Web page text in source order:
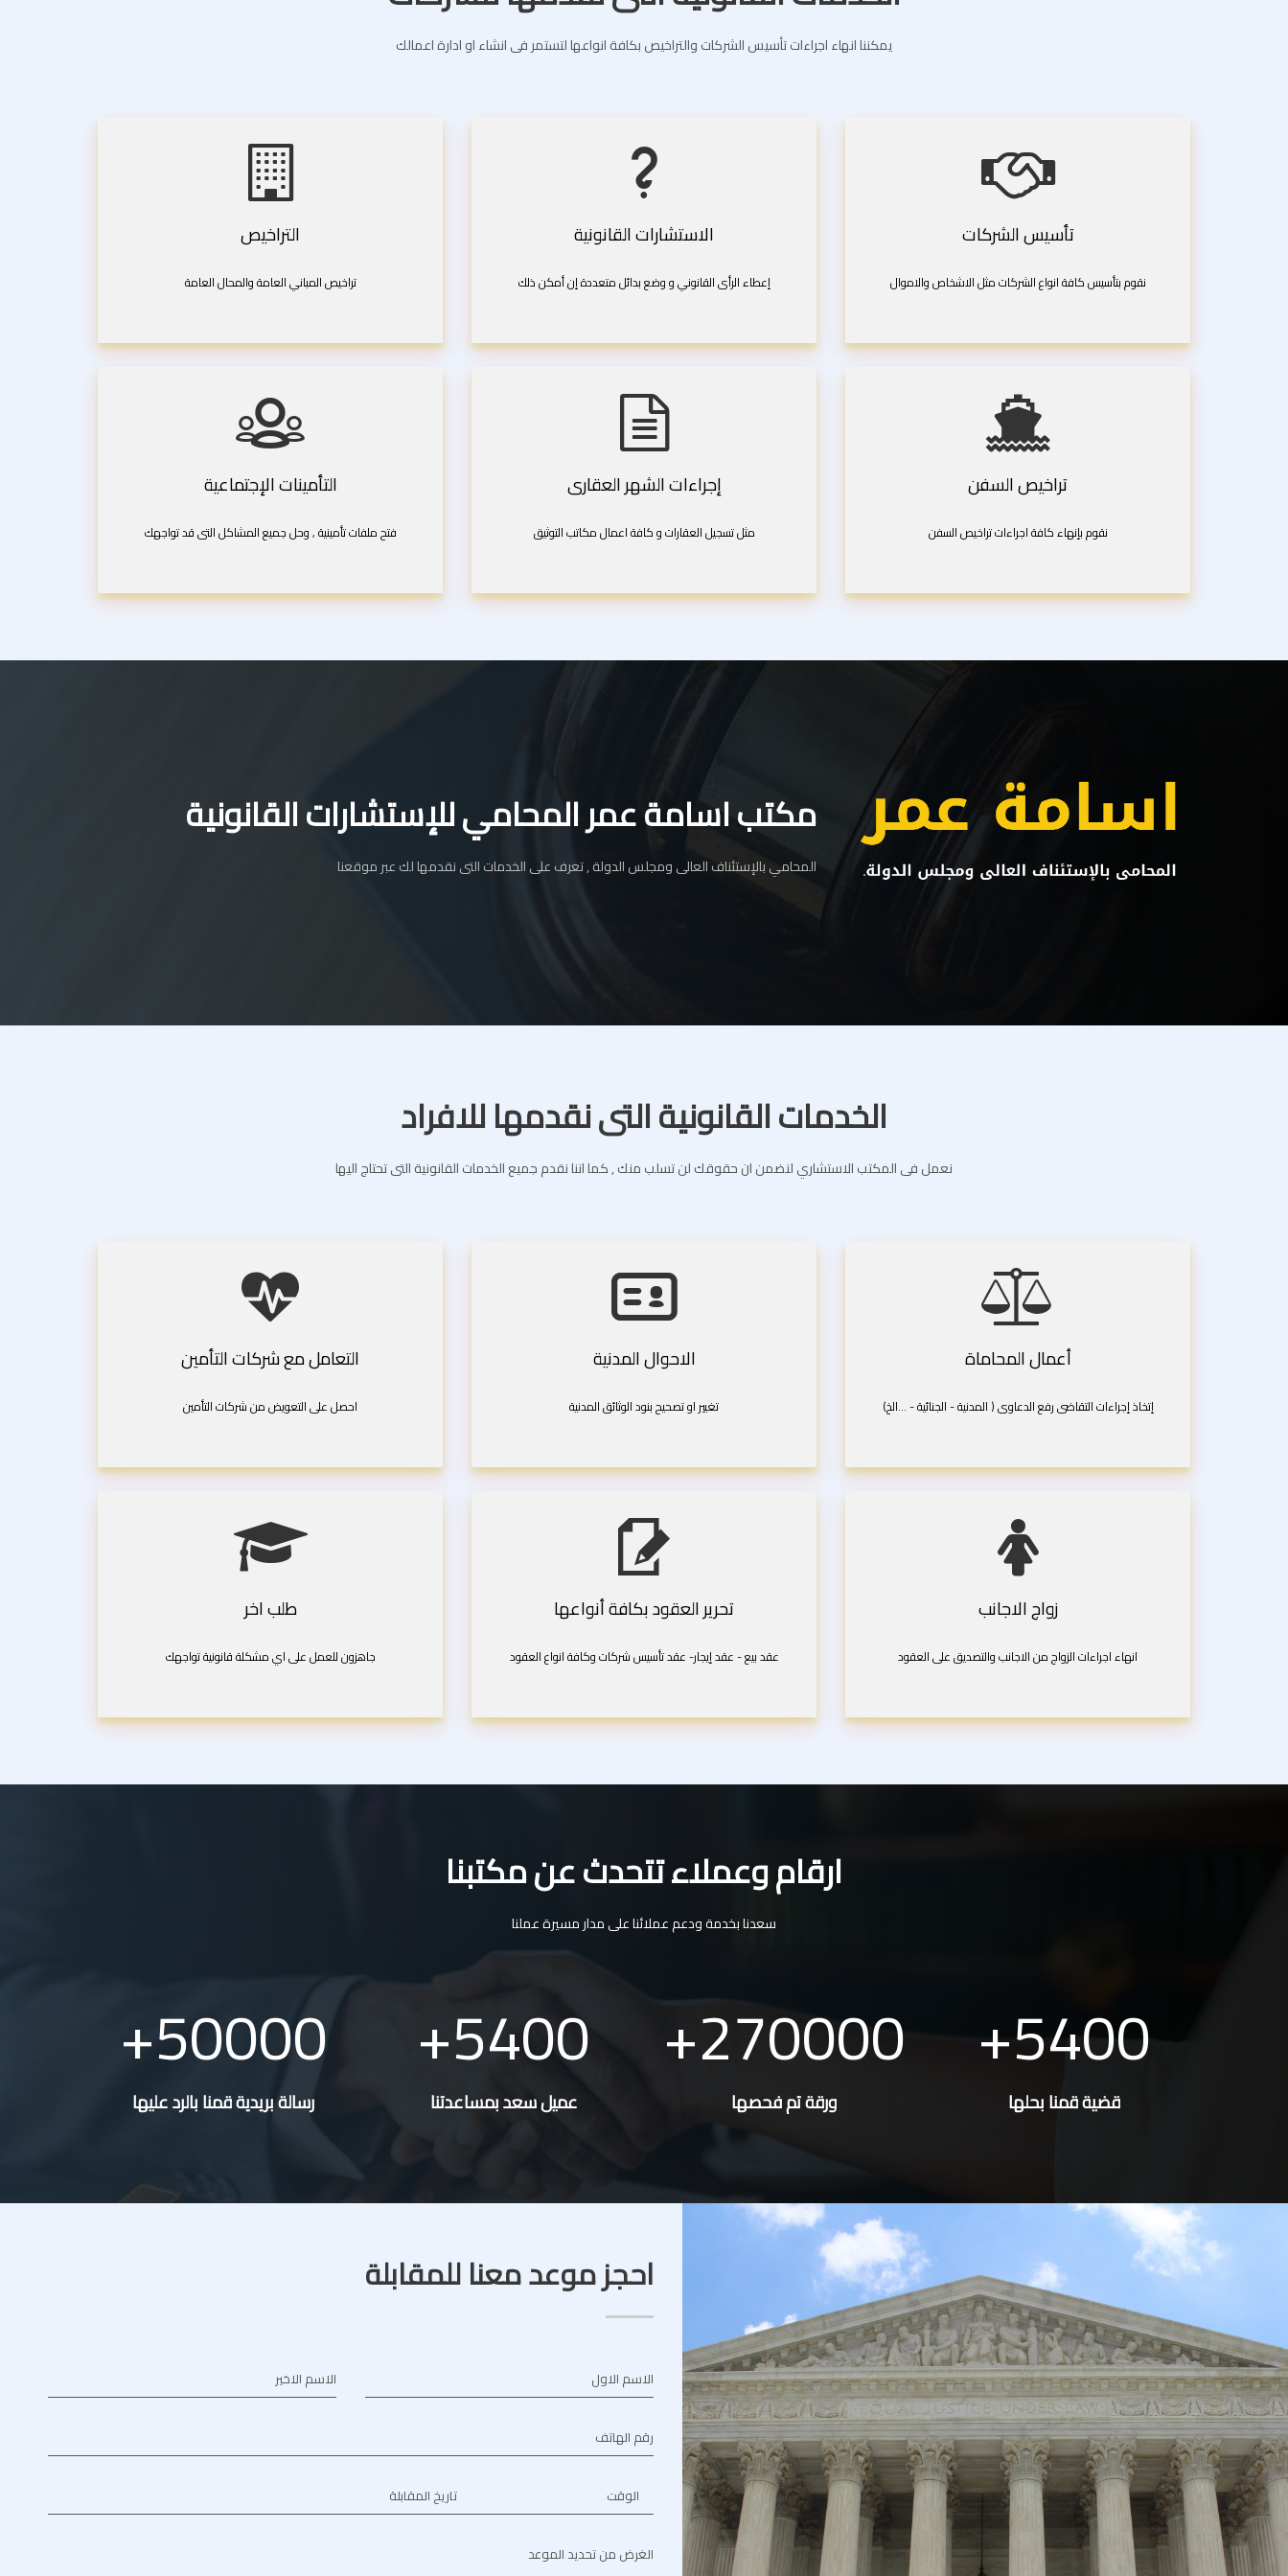
يمكننا انهاء اجراءات تأسيس الشركات والتراخيص بكافة انواعها لتستمر فى انشاء او ادارة اعمالك
تأسيس الشركات
نقوم بتأسيس كافة انواع الشركات مثل الاشخاص والاموال
الاستشارات القانونية
إعطاء الرأى القانوني و وضع بدائل متعددة إن أمكن ذلك
التراخيص
تراخيص المباني العامة والمحال العامة
تراخيص السفن
نقوم بإنهاء كافة اجراءات تراخيص السفن
إجراءات الشهر العقارى
مثل تسجيل العقارات و كافة اعمال مكاتب التوثيق
التأمينات الإجتماعية
فتح ملفات تأمينية , وحل جميع المشاكل التى قد تواجهك
مكتب اسامة عمر المحامي للإستشارات القانونية
المحامي بالإستئناف العالى ومجلس الدولة , تعرف على الخدمات التى نقدمها لك عبر موقعنا
الخدمات القانونية التى نقدمها للافراد
نعمل فى المكتب الاستشاري لنضمن ان حقوقك لن تسلب منك , كما اننا نقدم جميع الخدمات القانونية التى تحتاج اليها
أعمال المحاماة
إتخاذ إجراءات التقاضى رفع الدعاوى ( المدنية - الجنائية - ...الخ)
الاحوال المدنية
تغيير او تصحيح بنود الوثائق المدنية
التعامل مع شركات التأمين
احصل على التعويض من شركات التأمين
زواج الاجانب
انهاء اجراءات الزواج من الاجانب والتصديق على العقود
تحرير العقود بكافة أنواعها
عقد بيع - عقد إيجار- عقد تأسيس شركات وكافة انواع العقود
طلب اخر
جاهزون للعمل على اي مشكلة قانونية تواجهك
ارقام وعملاء تتحدث عن مكتبنا
سعدنا بخدمة ودعم عملائنا على مدار مسيرة عملنا
5400
قضية قمنا بحلها
270000
ورقة تم فحصها
5400
عميل سعد بمساعدتنا
50000
رسالة بريدية قمنا بالرد عليها
احجز موعد معنا للمقابلة
الاسم الاول الاسم الاخير
رقم الهاتف
تاريخ المقابلة الوقت
الغرض من تحديد الموعد